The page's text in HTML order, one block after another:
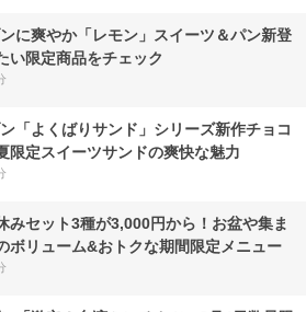
に爽やか「レモン」スイーツ＆パン新登
い限定商品をチェック
「よくばりサンド」シリーズ新作チョコ
限定スイーツサンドの爽快な魅力
みセット3種が3,000円から！お盆や集ま
ボリューム&おトクな期間限定メニュー